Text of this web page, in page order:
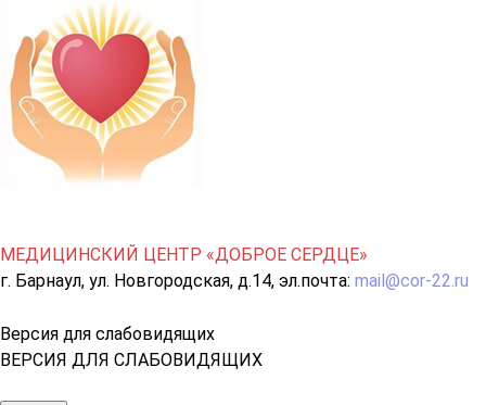
МЕДИЦИНСКИЙ ЦЕНТР «ДОБРОЕ СЕРДЦЕ»
г. Барнаул, ул. Новгородская, д.14, эл.почта: mail@cor-22.ru
Версия для слабовидящих
ВЕРСИЯ ДЛЯ СЛАБОВИДЯЩИХ